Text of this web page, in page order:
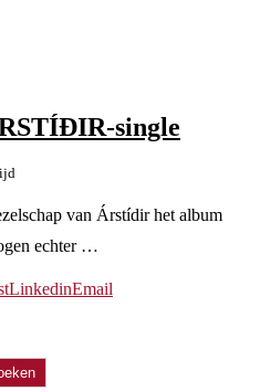
single
van Árstídir het album
echter …
LinkedinEmail